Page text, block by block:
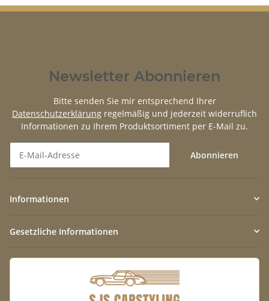
Newsletter Abonnieren
Bitte senden Sie mir entsprechend Ihrer
Datenschutzerklärung regelmäßig und jederzeit widerruflich
Informationen zu Ihrem Produktsortiment per E-Mail zu.
Abonnieren
Informationen
Gesetzliche Informationen